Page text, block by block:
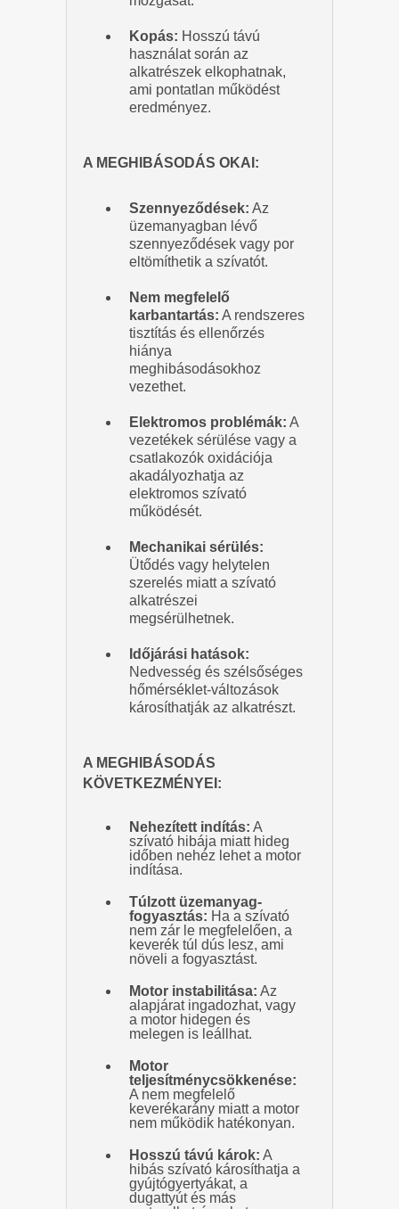
Kopás: Hosszú távú
használat során az
alkatrészek elkophatnak,
ami pontatlan működést
eredményez.
A MEGHIBÁSODÁS OKAI:
Szennyeződések: Az
üzemanyagban lévő
szennyeződések vagy por
eltömíthetik a szívatót.
Nem megfelelő
karbantartás: A rendszeres
tisztítás és ellenőrzés
hiánya
meghibásodásokhoz
vezethet.
Elektromos problémák: A
vezetékek sérülése vagy a
csatlakozók oxidációja
akadályozhatja az
elektromos szívató
működését.
Mechanikai sérülés:
Ütődés vagy helytelen
szerelés miatt a szívató
alkatrészei
megsérülhetnek.
Időjárási hatások:
Nedvesség és szélsőséges
hőmérséklet-változások
károsíthatják az alkatrészt.
A MEGHIBÁSODÁS
KÖVETKEZMÉNYEI:
Nehezített indítás: A
szívató hibája miatt hideg
időben nehéz lehet a motor
indítása.
Túlzott üzemanyag-
fogyasztás: Ha a szívató
nem zár le megfelelően, a
keverék túl dús lesz, ami
növeli a fogyasztást.
Motor instabilitása: Az
alapjárat ingadozhat, vagy
a motor hidegen és
melegen is leállhat.
Motor
teljesítménycsökkenése:
A nem megfelelő
keverékarány miatt a motor
nem működik hatékonyan.
Hosszú távú károk: A
hibás szívató károsíthatja a
gyújtógyertyákat, a
dugattyút és más